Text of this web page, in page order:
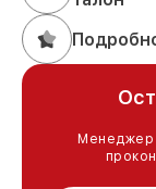
Менеджер